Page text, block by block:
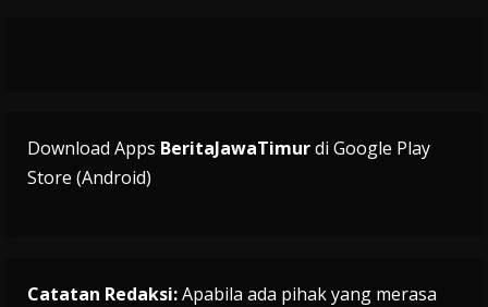
Download Apps BeritaJawaTimurdi Google Play
Store (Android)
Catatan Redaksi:Apabila ada pihak yang merasa